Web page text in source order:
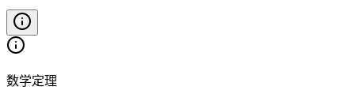
a
^
c
x
数学定理